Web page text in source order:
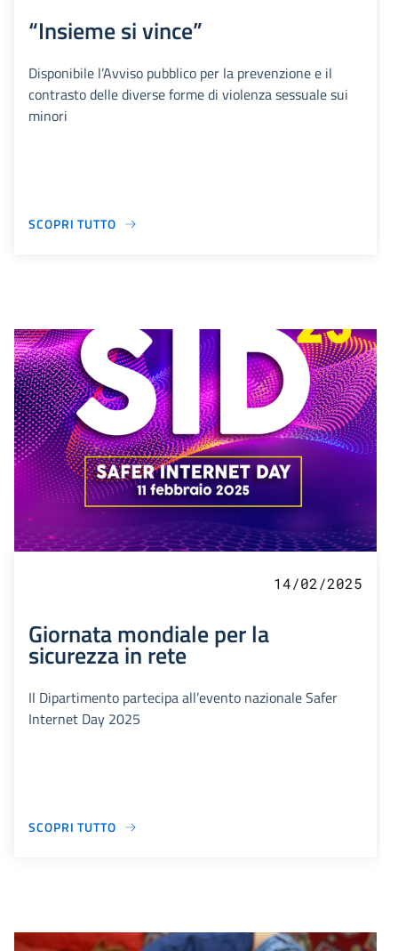
“Insieme si vince”
Disponibile l’Avviso pubblico per la prevenzione e il
contrasto delle diverse forme di violenza sessuale sui
minori
SCOPRI TUTTO
14/02/2025
Giornata mondiale per la
sicurezza in rete
Il Dipartimento partecipa all’evento nazionale Safer
Internet Day 2025
SCOPRI TUTTO